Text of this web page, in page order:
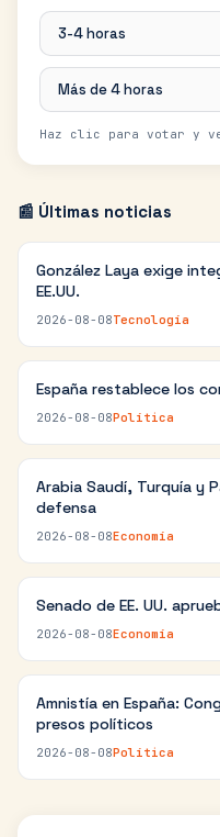
3-4 horas
Más de 4 horas
Haz clic para votar y
📰 Últimas noticias
González Laya exige
EE.UU.
2026-08-08Tecnología
España restablece los
2026-08-08Política
Arabia Saudí, Turquía y
defensa
2026-08-08Economía
Senado de EE. UU.
2026-08-08Economía
Amnistía en España:
presos políticos
2026-08-08Política